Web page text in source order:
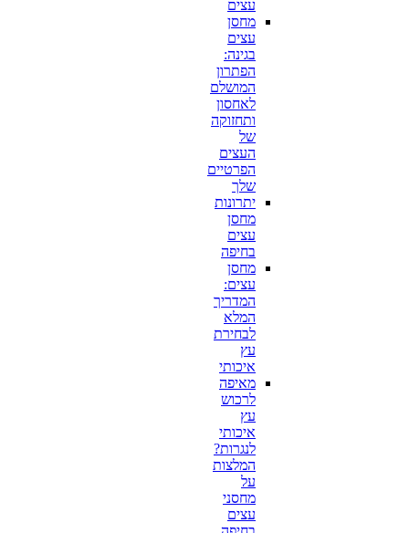
עצים
מחסן
עצים
בגינה:
הפתרון
המושלם
לאחסון
ותחזוקה
של
העצים
הפרטיים
שלך
יתרונות
מחסן
עצים
בחיפה
מחסן
עצים:
המדריך
המלא
לבחירת
עץ
איכותי
מאיפה
לרכוש
עץ
איכותי
לנגרות?
המלצות
על
מחסני
עצים